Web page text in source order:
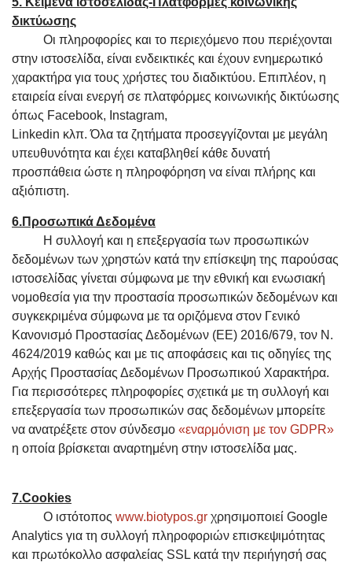
δικτύωσης
Οι πληροφορίες και το περιεχόμενο που περιέχονται
στην ιστοσελίδα, είναι ενδεικτικές και έχουν ενημερωτικό
χαρακτήρα για τους χρήστες του διαδικτύου. Επιπλέον, η
εταιρεία είναι ενεργή σε πλατφόρμες κοινωνικής δικτύωσης
όπως Facebook, Ιnstagram,
Linkedin κλπ. Όλα τα ζητήματα προσεγγίζονται με μεγάλη
υπευθυνότητα και έχει καταβληθεί κάθε δυνατή
προσπάθεια ώστε η πληροφόρηση να είναι πλήρης και
αξιόπιστη.
6.Προσωπικά Δεδομένα
Η συλλογή και η επεξεργασία των προσωπικών
δεδομένων των χρηστών κατά την επίσκεψη της παρούσας
ιστοσελίδας γίνεται σύμφωνα με την εθνική και ενωσιακή
νομοθεσία για την προστασία προσωπικών δεδομένων και
συγκεκριμένα σύμφωνα με τα οριζόμενα στον Γενικό
Κανονισμό Προστασίας Δεδομένων (ΕΕ) 2016/679, τον Ν.
4624/2019 καθώς και με τις αποφάσεις και τις οδηγίες της
Αρχής Προστασίας Δεδομένων Προσωπικού Χαρακτήρα.
Για περισσότερες πληροφορίες σχετικά με τη συλλογή και
επεξεργασία των προσωπικών σας δεδομένων μπορείτε
να ανατρέξετε στον σύνδεσμο «εναρμόνιση με τον GDPR»
η οποία βρίσκεται αναρτημένη στην ιστοσελίδα μας.
7.Cookies
Ο ιστότοπος www.biotypos.gr χρησιμοποιεί Google
Analytics για τη συλλογή πληροφοριών επισκεψιμότητας
και πρωτόκολλο ασφαλείας SSL κατά την περιήγησή σας